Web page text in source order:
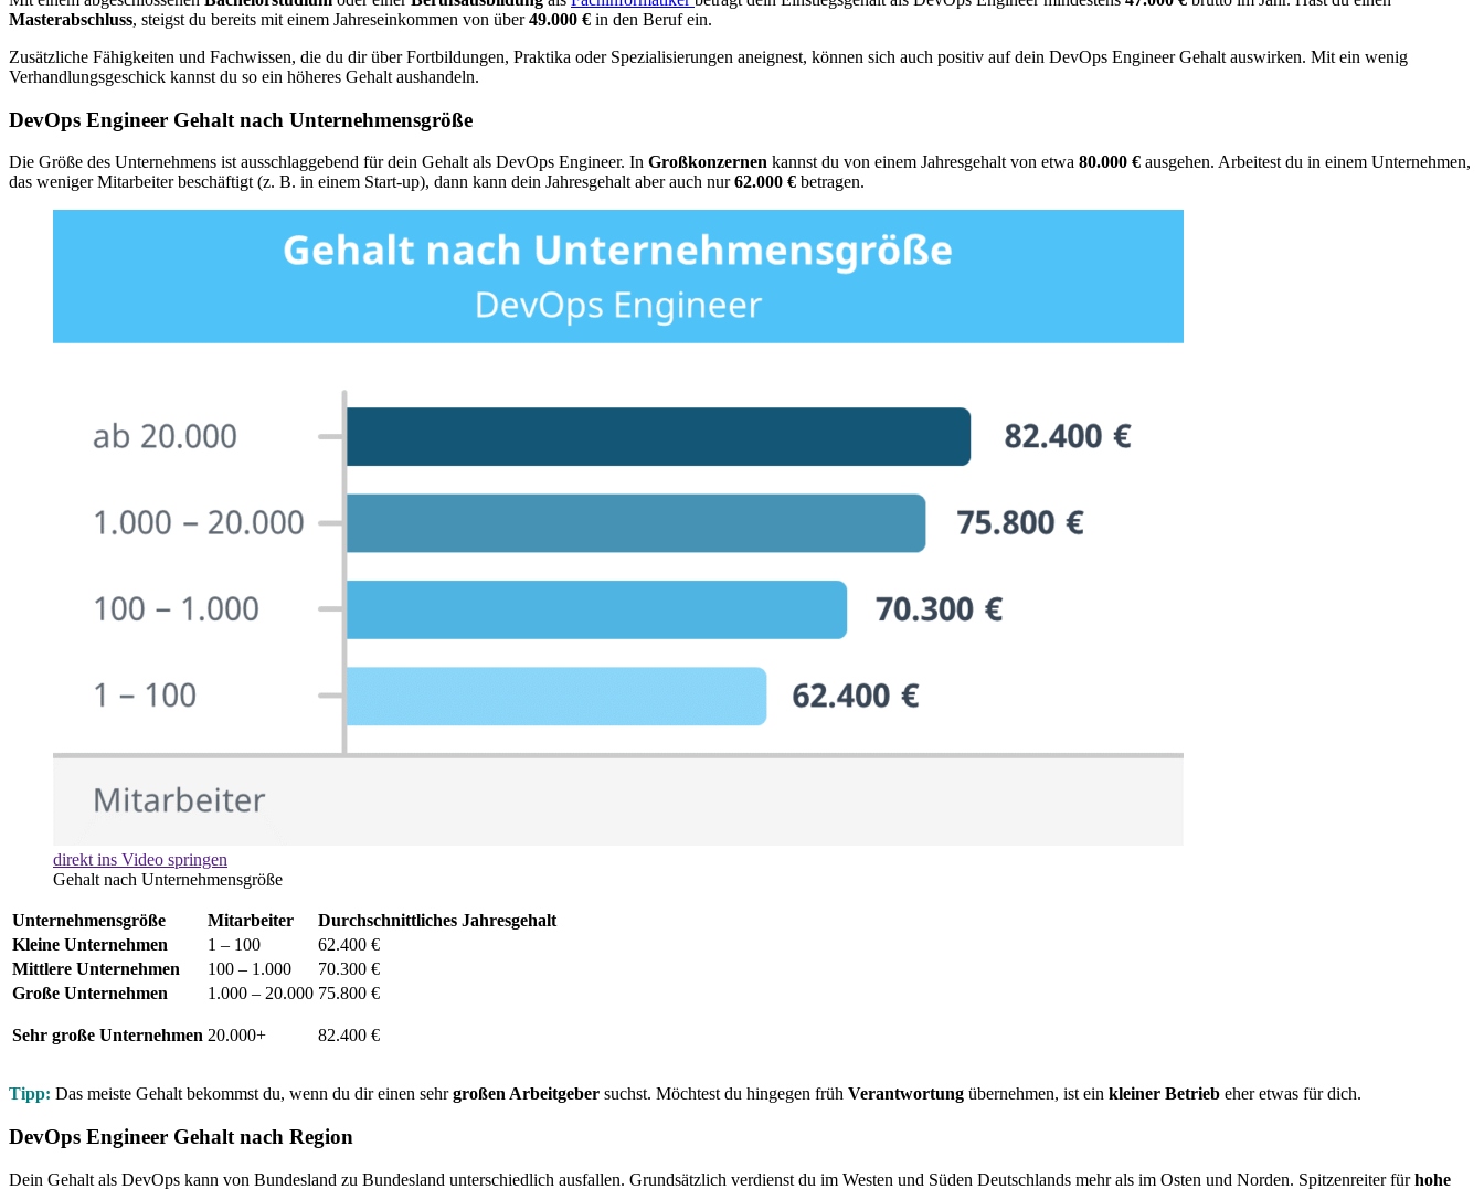
Masterabschluss, steigst du bereits mit einem Jahreseinkommen von über49.000 € in den Beruf ein.
Zusätzliche Fähigkeiten und Fachwissen, die du dir über Fortbildungen, Praktika oder Spezialisierungen aneignest, können sich auch positiv auf dein DevOps Engineer Gehalt auswirken. Mit ein wenig
Verhandlungsgeschick kannst du so ein höheres Gehalt aushandeln.
DevOps Engineer Gehalt nach Unternehmensgröße
Die Größe des Unternehmens ist ausschlaggebend für dein Gehalt als DevOps Engineer. In Großkonzernen kannst du von einem Jahresgehalt von etwa 80.000 € ausgehen. Arbeitest du in einem Unternehmen,
das weniger Mitarbeiter beschäftigt (z. B. in einem Start-up), dann kann dein Jahresgehalt aber auch nur62.000 € betragen.
direkt ins Video springen
Gehalt nach Unternehmensgröße
Unternehmensgröße Mitarbeiter
Durchschnittliches Jahresgehalt
Kleine Unternehmen
1 – 100
62.400 €
Mittlere Unternehmen
100 – 1.000
70.300 €
Große Unternehmen
1.000 – 20.000 75.800 €
Sehr große Unternehmen 20.000+ 82.400 €
Tipp: Das meiste Gehalt bekommst du, wenn du dir einen sehrgroßen Arbeitgeber suchst. Möchtest du hingegen früh Verantwortung übernehmen, ist ein kleiner Betrieb eher etwas für dich.
DevOps Engineer Gehalt nach Region
Dein Gehalt als DevOps kann von Bundesland zu Bundesland unterschiedlich ausfallen. Grundsätzlich verdienst du im Westen und Süden Deutschlands mehr als im Osten und Norden. Spitzenreiter fürhohe